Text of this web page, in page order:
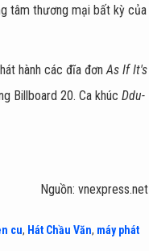
tâm thương mại bất kỳ của
hành các đĩa đơnAs If It's
Billboard 20. Ca khúc Ddu-
Nguồn: vnexpress.net
cu, Hát Chầu Văn, máy phát